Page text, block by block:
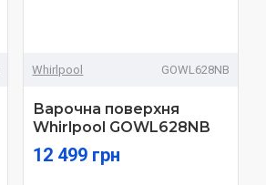
Whirlpool GOWL628NB
Варочна поверхня
Whirlpool GOWL628NB
12 499 грн